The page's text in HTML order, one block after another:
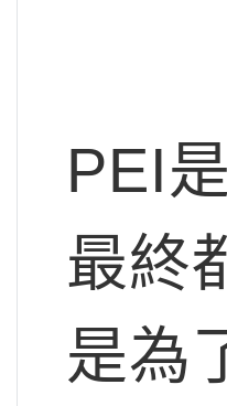
PEI
最終
是為